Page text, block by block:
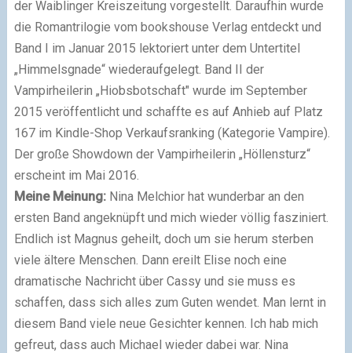
der Waiblinger Kreiszeitung vorgestellt. Daraufhin wurde
die Romantrilogie vom bookshouse Verlag entdeckt und
Band I im Januar 2015 lektoriert unter dem Untertitel
„Himmelsgnade“ wiederaufgelegt. Band II der
Vampirheilerin „Hiobsbotschaft" wurde im September
2015 veröffentlicht und schaffte es auf Anhieb auf Platz
167 im Kindle-Shop Verkaufsranking (Kategorie Vampire).
Der große Showdown der Vampirheilerin „Höllensturz“
erscheint im Mai 2016.
Meine Meinung: Nina Melchior hat wunderbar an den
ersten Band angeknüpft und mich wieder völlig fasziniert.
Endlich ist Magnus geheilt, doch um sie herum sterben
viele ältere Menschen. Dann ereilt Elise noch eine
dramatische Nachricht über Cassy und sie muss es
schaffen, dass sich alles zum Guten wendet. Man lernt in
diesem Band viele neue Gesichter kennen. Ich hab mich
gefreut, dass auch Michael wieder dabei war. Nina